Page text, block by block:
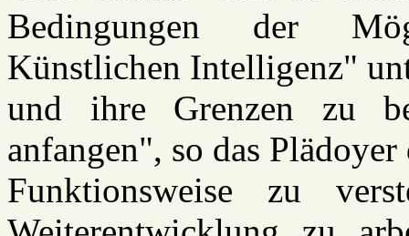
Bedingungen der
Künstlichen Intelligenz"
und ihre Grenzen zu
anfangen", so das
Funktionsweise zu